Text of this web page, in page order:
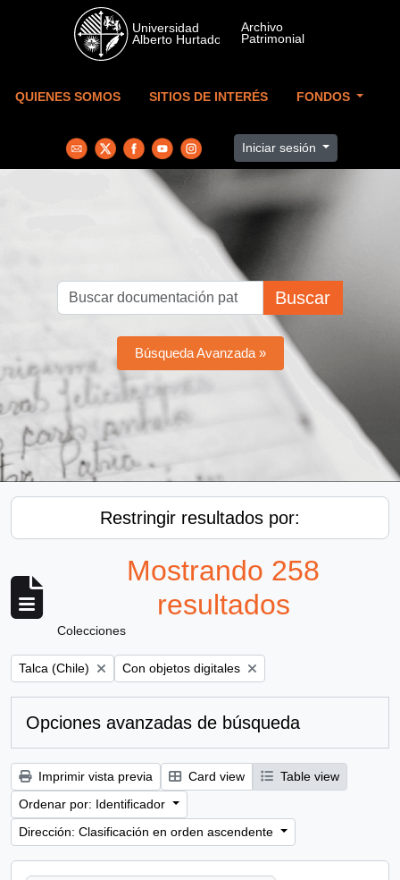
Skip to main content
QUIENES SOMOS SITIOS DE INTERÉS FONDOS
Iniciar sesión
Buscar
Búsqueda Avanzada »
Restringir resultados por:
Mostrando 258
resultados
Colecciones
Remove filter:
Talca (Chile) Remove filter:
Con objetos digitales
Opciones avanzadas de búsqueda
Imprimir vista previa Card view
Table view
Ordenar por: Identificador
Dirección: Clasificación en orden ascendente